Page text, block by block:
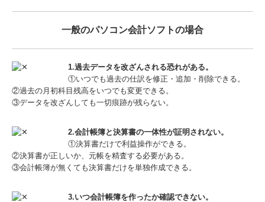
一般のパソコン会計ソフトの場合
1.過去データを改ざんされる恐れがある。
①いつでも過去の仕訳を修正・追加・削除できる。
②過去の月初科目残高をいつでも変更できる。
③データを改ざんしても一切痕跡が残らない。
2.会計帳簿と決算書の一体性が証明されない。
①決算書だけで利益操作ができる。
②決算書が正しいか、元帳を精査する必要がある。
③会計帳簿が無くても決算書だけを単独作成できる。
3.いつ会計帳簿を作ったか確認できない。